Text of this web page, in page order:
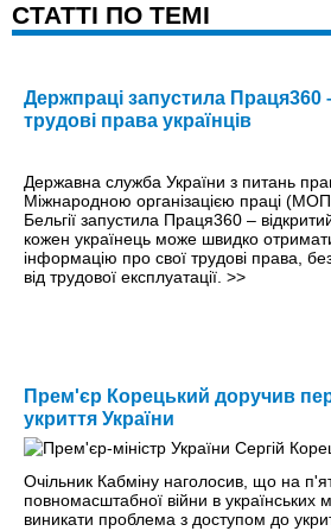
CТАТТІ ПО ТЕМІ
Держпраці запустила Праця360
трудові права українців
Державна служба України з питань
Міжнародною організацією праці
Бельгії запустила Праця360 –
кожен українець може швидко
інформацію про свої трудові права,
від трудової експлуатації. >>
Прем'єр Корецький доручив
укриття України
Очільник Кабміну наголосив, що на
повномасштабної війни в українських
виникати проблема з доступом до